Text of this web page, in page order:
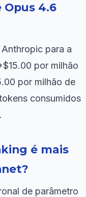
Opus 4.6
para a
por milhão
por milhão de
consumidos
é mais
de parâmetro